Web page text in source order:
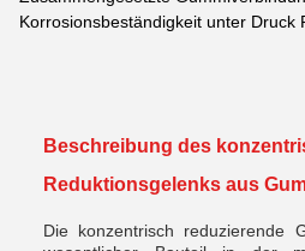
Korrosionsbeständigkeit unter Druck
Beschreibung des
Reduktionsgelenks aus
Die konzentrisch reduzierende